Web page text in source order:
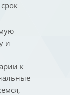
и
к